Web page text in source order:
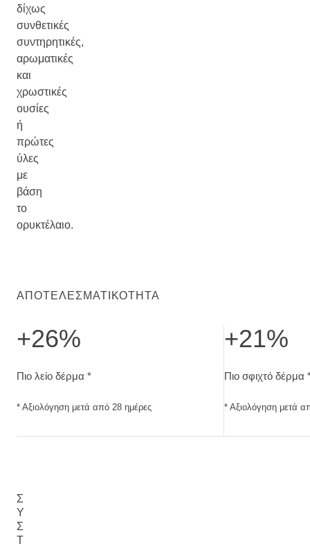
δίχως
συνθετικές
συντηρητικές,
αρωματικές
και
χρωστικές
ουσίες
ή
πρώτες
ύλες
με
βάση
το
ορυκτέλαιο.
ΑΠΟΤΕΛΕΣΜΑΤΙΚΌΤΗΤΑ
+26%
Πιο λείο δέρμα *
* Αξιολόγηση μετά από 28 ημέρες
+21%
Πιο σφιχτό δέρμα
* Αξιολόγηση μετά
Σ
Υ
Σ
Τ